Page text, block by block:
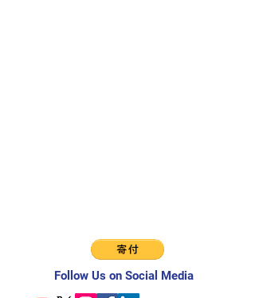
Follow Us on Social Media